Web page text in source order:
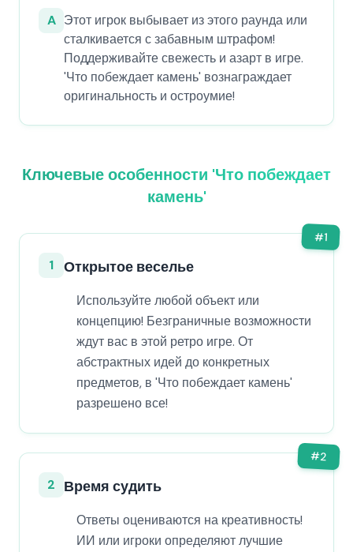
A Этот игрок выбывает из этого раунда или
сталкивается с забавным штрафом!
Поддерживайте свежесть и азарт в игре.
'Что побеждает камень' вознаграждает
оригинальность и остроумие!
Ключевые особенности 'Что побеждает
камень'
#1
1 Открытое веселье
Используйте любой объект или
концепцию! Безграничные возможности
ждут вас в этой ретро игре. От
абстрактных идей до конкретных
предметов, в 'Что побеждает камень'
разрешено все!
#2
2 Время судить
Ответы оцениваются на креативность!
ИИ или игроки определяют лучшие